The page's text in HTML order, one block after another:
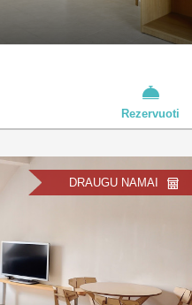
Rezervuoti
DRAUGU NAMAI